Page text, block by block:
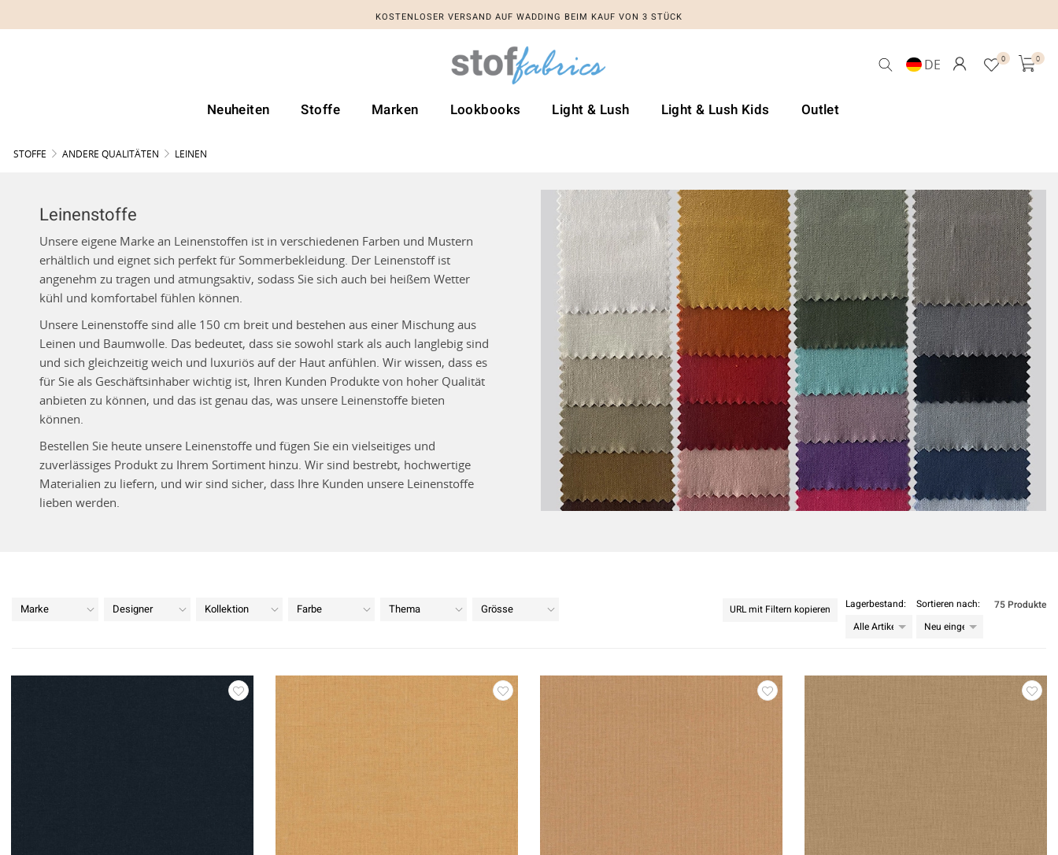
KOSTENLOSER VERSAND AUF WADDING BEIM KAUF VON 3 STÜCK
DE 0 0
Neuheiten Stoffe Marken Lookbooks Light & Lush Light & Lush Kids Outlet
STOFFE ANDERE QUALITÄTEN LEINEN
Leinenstoffe
Unsere eigene Marke an Leinenstoffen ist in verschiedenen Farben und Mustern
erhältlich und eignet sich perfekt für Sommerbekleidung. Der Leinenstoff ist
angenehm zu tragen und atmungsaktiv, sodass Sie sich auch bei heißem Wetter
kühl und komfortabel fühlen können.
Unsere Leinenstoffe sind alle 150 cm breit und bestehen aus einer Mischung aus
Leinen und Baumwolle. Das bedeutet, dass sie sowohl stark als auch langlebig sind
und sich gleichzeitig weich und luxuriös auf der Haut anfühlen. Wir wissen, dass es
für Sie als Geschäftsinhaber wichtig ist, Ihren Kunden Produkte von hoher Qualität
anbieten zu können, und das ist genau das, was unsere Leinenstoffe bieten
können.
Bestellen Sie heute unsere Leinenstoffe und fügen Sie ein vielseitiges und
zuverlässiges Produkt zu Ihrem Sortiment hinzu. Wir sind bestrebt, hochwertige
Materialien zu liefern, und wir sind sicher, dass Ihre Kunden unsere Leinenstoffe
lieben werden.
Marke Designer Kollektion Farbe Thema Grösse 75 Produkte
Sortieren nach:
Lagerbestand:
URL mit Filtern kopieren